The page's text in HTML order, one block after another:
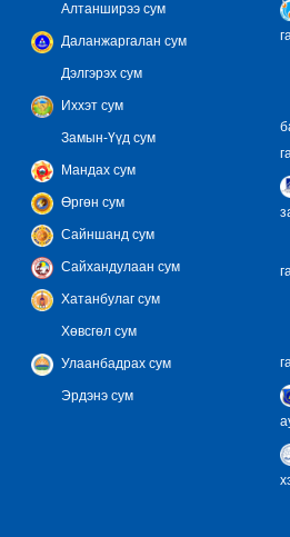
Алтанширээ сум
Даланжаргалан сум
Дэлгэрэх сум
Иххэт сум
Замын-Үүд сум
Мандах сум
Өргөн сум
Сайншанд сум
Сайхандулаан сум
Хатанбулаг сум
Хөвсгөл сум
Улаанбадрах сум
Эрдэнэ сум